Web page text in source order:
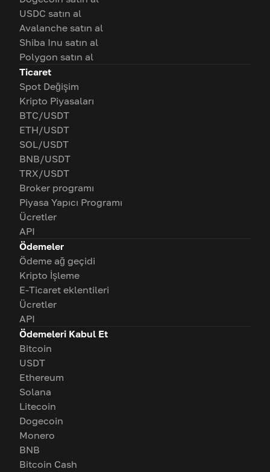
USDC satın al
Avalanche satın al
Shiba Inu satın al
Polygon satın al
Ticaret
Spot Değişim
Kripto Piyasaları
BTC/USDT
ETH/USDT
SOL/USDT
BNB/USDT
TRX/USDT
Broker programı
Piyasa Yapıcı Programı
Ücretler
API
Ödemeler
Ödeme ağ geçidi
Kripto İşleme
E-Ticaret eklentileri
Ücretler
API
Ödemeleri Kabul Et
Bitcoin
USDT
Ethereum
Solana
Litecoin
Dogecoin
Monero
BNB
Bitcoin Cash